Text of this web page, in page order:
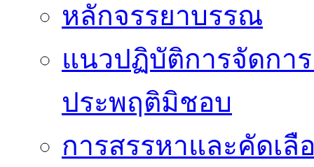
หลักจรรยาบรรณ
แนวปฏิบัติการจัดการ
ประพฤติมิชอบ
การสรรหาและคัดเลื